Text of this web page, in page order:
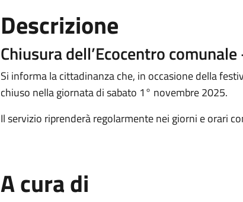
Descrizione
Chiusura dell’Ecocentro
Si informa la cittadinanza che, in occasione della
chiuso nella giornata di sabato 1° novembre 2025.
Il servizio riprenderà regolarmente nei giorni e orari
A cura di